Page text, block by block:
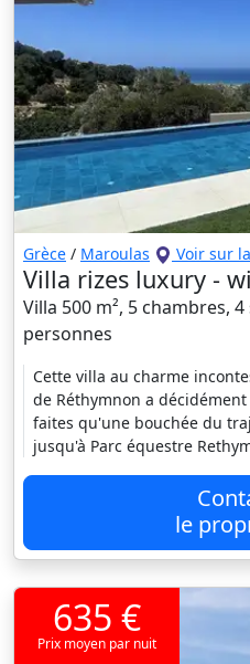
Grèce / Maroulas Voir sur
Villa rizes luxury -
Villa 500 m², 5 chambres,
personnes
Cette villa au charme
de Réthymnon a
faites qu'une bouchée du
jusqu'à Parc équestre
le
635 €
Prix moyen par nuit